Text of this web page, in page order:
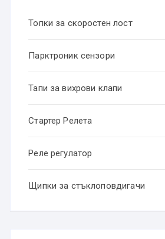
Топки за скоростен лост
Парктроник сензори
Тапи за вихрови клапи
Стартер Релета
Реле регулатор
Щипки за стъклоповдигачи